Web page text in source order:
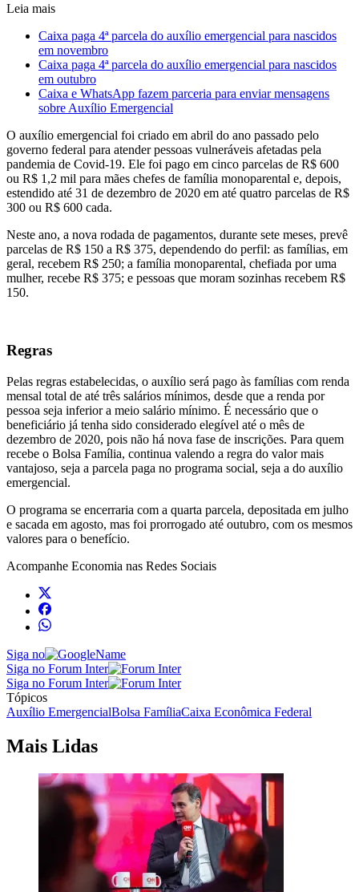
Leia mais
Caixa paga 4ª parcela do auxílio emergencial para nascidos
em novembro
Caixa paga 4ª parcela do auxílio emergencial para nascidos
em outubro
Caixa e WhatsApp fazem parceria para enviar mensagens
sobre Auxílio Emergencial
O auxílio emergencial foi criado em abril do ano passado pelo
governo federal para atender pessoas vulneráveis afetadas pela
pandemia de Covid-19. Ele foi pago em cinco parcelas de R$ 600
ou R$ 1,2 mil para mães chefes de família monoparental e, depois,
estendido até 31 de dezembro de 2020 em até quatro parcelas de R$
300 ou R$ 600 cada.
Neste ano, a nova rodada de pagamentos, durante sete meses, prevê
parcelas de R$ 150 a R$ 375, dependendo do perfil: as famílias, em
geral, recebem R$ 250; a família monoparental, chefiada por uma
mulher, recebe R$ 375; e pessoas que moram sozinhas recebem R$
150.
Regras
Pelas regras estabelecidas, o auxílio será pago às famílias com renda
mensal total de até três salários mínimos, desde que a renda por
pessoa seja inferior a meio salário mínimo. É necessário que o
beneficiário já tenha sido considerado elegível até o mês de
dezembro de 2020, pois não há nova fase de inscrições. Para quem
recebe o Bolsa Família, continua valendo a regra do valor mais
vantajoso, seja a parcela paga no programa social, seja a do auxílio
emergencial.
O programa se encerraria com a quarta parcela, depositada em julho
e sacada em agosto, mas foi prorrogado até outubro, com os mesmos
valores para o benefício.
Acompanhe Economia nas Redes Sociais
Siga no
Siga no Forum Inter
Siga no Forum Inter
Tópicos
Auxílio EmergencialBolsa FamíliaCaixa Econômica Federal
Mais Lidas